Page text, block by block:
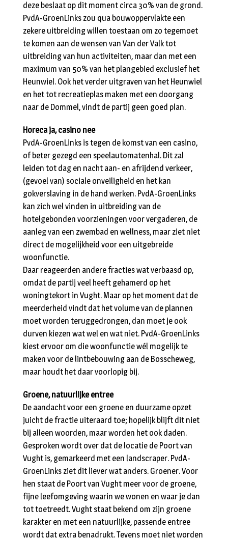
deze beslaat op dit moment circa 30% van de grond.
PvdA-GroenLinks zou qua bouwoppervlakte een
zekere uitbreiding willen toestaan om zo tegemoet
te komen aan de wensen van Van der Valk tot
uitbreiding van hun activiteiten, maar dan met een
maximum van 50% van het plangebied exclusief het
Heunwiel. Ook het verder uitgraven van het Heunwiel
en het tot recreatieplas maken met een doorgang
naar de Dommel, vindt de partij geen goed plan.
Horeca ja, casino nee
PvdA-GroenLinks is tegen de komst van een casino,
of beter gezegd een speelautomatenhal. Dit zal
leiden tot dag en nacht aan- en afrijdend verkeer,
(gevoel van) sociale onveiligheid en het kan
gokverslaving in de hand werken. PvdA-GroenLinks
kan zich wel vinden in uitbreiding van de
hotelgebonden voorzieningen voor vergaderen, de
aanleg van een zwembad en wellness, maar ziet niet
direct de mogelijkheid voor een uitgebreide
woonfunctie.
Daar reageerden andere fracties wat verbaasd op,
omdat de partij veel heeft gehamerd op het
woningtekort in Vught. Maar op het moment dat de
meerderheid vindt dat het volume van de plannen
moet worden teruggedrongen, dan moet je ook
durven kiezen wat wel en wat niet. PvdA-GroenLinks
kiest ervoor om die woonfunctie wél mogelijk te
maken voor de lintbebouwing aan de Bosscheweg,
maar houdt het daar voorlopig bij.
Groene, natuurlijke entree
De aandacht voor een groene en duurzame opzet
juicht de fractie uiteraard toe; hopelijk blijft dit niet
bij alleen woorden, maar worden het ook daden.
Gesproken wordt over dat de locatie de Poort van
Vught is, gemarkeerd met een landscraper. PvdA-
GroenLinks ziet dit liever wat anders. Groener. Voor
hen staat de Poort van Vught meer voor de groene,
fijne leefomgeving waarin we wonen en waar je dan
tot toetreedt. Vught staat bekend om zijn groene
karakter en met een natuurlijke, passende entree
wordt dat extra benadrukt. Tevens moet niet worden